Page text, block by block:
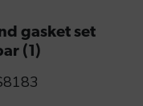
gasket set
(1)